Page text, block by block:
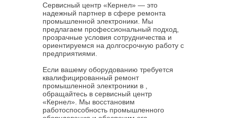
Сервисный центр «Кернел» — это
надежный партнер в сфере ремонта
промышленной электроники. Мы
предлагаем профессиональный подход,
прозрачные условия сотрудничества и
ориентируемся на долгосрочную работу с
предприятиями.
Если вашему оборудованию требуется
квалифицированный ремонт
промышленной электроники в ,
обращайтесь в сервисный центр
«Кернел». Мы восстановим
работоспособность промышленного